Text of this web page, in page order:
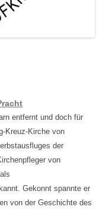
entfernt und doch für
Kreuz-Kirche von
der
von
Gekonnt spannte er
von der Geschichte des